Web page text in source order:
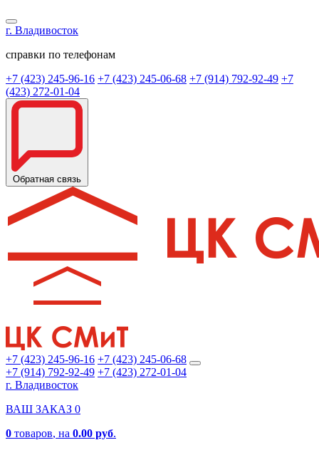
г. Владивосток
справки по телефонам
+7 (423) 245-96-16 +7 (423) 245-06-68 +7 (914) 792-92-49 +7
(423) 272-01-04
Обратная связь
+7 (423) 245-96-16 +7 (423) 245-06-68
+7 (914) 792-92-49 +7 (423) 272-01-04
г. Владивосток
ВАШ ЗАКАЗ 0
0 товаров, на 0.00 руб.